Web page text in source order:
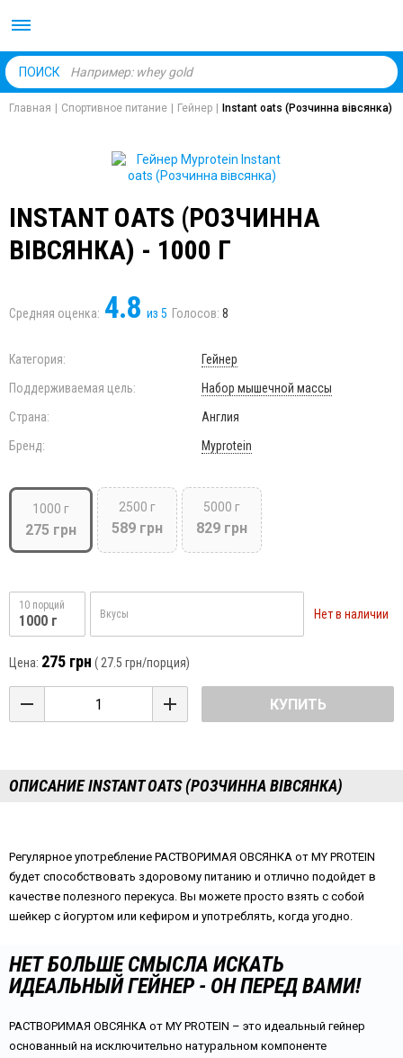
ПОИСК
Главная Спортивное питание Гейнер Instant oats (Розчинна вівсянка)
INSTANT OATS (РОЗЧИННА
ВІВСЯНКА) - 1000 Г
Средняя оценка: 4.8 из 5 Голосов: 8
Категория:
Гейнер
Поддерживаемая цель:
Набор мышечной массы
Страна:
Англия
Бренд:
Myprotein
1000 г
275 грн
2500 г
589 грн
5000 г
829 грн
10 порций
1000 г Вкусы Нет в наличии
Цена: 275 грн ( 27.5 грн/порция)
КУПИТЬ
ОПИСАНИЕ INSTANT OATS (РОЗЧИННА ВІВСЯНКА)
Регулярное употребление РАСТВОРИМАЯ ОВСЯНКА от MY PROTEIN
будет способствовать здоровому питанию и отлично подойдет в
качестве полезного перекуса. Вы можете просто взять с собой
шейкер с йогуртом или кефиром и употреблять, когда угодно.
НЕТ БОЛЬШЕ СМЫСЛА ИСКАТЬ
ИДЕАЛЬНЫЙ ГЕЙНЕР - ОН ПЕРЕД ВАМИ!
РАСТВОРИМАЯ ОВСЯНКА от MY PROTEIN – это идеальный гейнер
основанный на исключительно натуральном компоненте